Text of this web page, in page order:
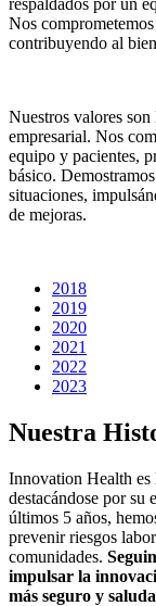
Nos
contribuyendo al
Nuestros valores
empresarial. Nos
equipo y pacientes,
básico.
situaciones,
de mejoras.
2018
2019
2020
2021
2022
2023
Nuestra
Innovation Health es
destacándose por
últimos 5 años,
prevenir riesgos
comunidades.
impulsar la
más seguro y